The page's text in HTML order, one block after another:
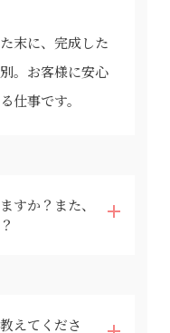
末に、完成した
。お客様に安心
仕事です。
すか？また、
えてくださ